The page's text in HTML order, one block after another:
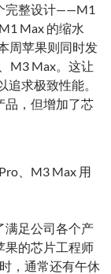
完整设计——M1
Max 的缩水
周苹果则同时发
M3 Max。这让
求极致性能。
品，但增加了芯
、M3 Max 用
满足公司各个产
果的芯片工程师
，通常还有午休